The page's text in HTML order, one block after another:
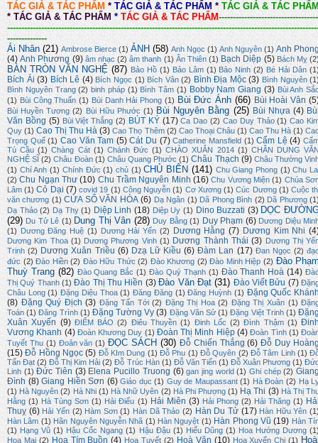
TÁC GIẢ & TÁC PHẨM * TÁC GIẢ & TÁC PHẨM * TÁC GIẢ & TÁC
* TÁC GIẢ & TÁC PHẨM *TÁC GIẢ & TÁC PHẨM-----------------------------------
--------------
Ái Nhân (21) Ambrose Bierce (1) ẢNH (58) Anh Ngọc (1) Anh Nguyên (1) Anh
(4) Anh Phương (9) âm nhạc (2) âm thanh (1) Ân Thiên (1) Bạch Diệp (5) Bách Mỵ
BÀN TRÒN VĂN NGHỆ (87) Bảo Hồ (1) Bảo Lâm (1) Bảo Ninh (2) Bé Hải Dân
Bích Ái (3) Bích Lê (4) Bích Ngọc (1) Bích Vân (2) Bình Địa Mộc (3) Bình Nguyên
Bình Nguyên Trang (2) binh pháp (1) Bình Tâm (1) Bobby Nam Giang (3) Bùi Anh
(1) Bùi Công Thuấn (1) Bùi Danh Hải Phong (1) Bùi Đức Ánh (66) Bùi Hoài Vân
Bùi Huyền Tương (2) Bùi Hữu Phước (1) Bùi Nguyên Bằng (25) Bùi Nhựa (4)
Văn Bồng (5) Bùi Việt Thắng (2) BÚT KÝ (17) Ca Dao (2) Cao Duy Thảo (1) Cao
Quy (1) Cao Thị Thu Hà (3) Cao Thọ Thêm (2) Cao Thoại Châu (1) Cao Thu Hà (1)
Trọng Quế (1) Cao Văn Tam (5) Cát Du (7) Catherine Mansfield (1) Cẩm Lệ (4)
Tú Cầu (1) Chàng Cát (1) Chánh Đức (1) CHÀO XUÂN 2014 (1) CHÂN DUNG
NGHỆ SĨ (2) Châu Đoàn (1) Châu Quang Phước (1) Châu Thạch (9) Châu Thường
(1) Chí Anh (1) Chính Đức (1) chủ (1) CHỦ BIÊN (141) Chu Giang Phong (1) Chu
(2) Chu Ngạn Thư (10) Chu Trầm Nguyên Minh (16) Chu Vương Miện (1) Chúa
Lâm (1) Cỏ Dại (7) covid 19 (1) Công Nguyễn (1) Cơ Xương (1) Cúc Dương (1) Cuộc
văn chương (1) CỬA SỔ VĂN HÓA (6) Dạ Ngân (1) Dã Phong Bình (2) Dã Phương
Dạ Thảo (2) Dạ Thy (1) Diệp Linh (18) Diệp Uy (1) Dino Buzzati (3) DỌC
(29) Du Tử Lê (1) Dung Thị Vân (28) Duy Bằng (1) Duy Phạm (6) Dương Diệu
(1)
Dương Đăng Huệ (1) Dương Hải Yến (2) Dương Hằng (7) Dương Kim Nhi
Dương Kim Thoa (1) Dương Phương Vinh (1) Dương Thành Thái (3) Dương Thị
Trinh (2) Dương Xuân Triều (6) Dzạ Lữ Kiều (6) Đàm Lan (17) Đan Ngọc (2)
đức (2) Đào Hiền (2) Đào Hữu Thức (2) Đào Khương (2) Đào Minh Hiệp (2) Đào
Thuỳ Trang (82) Đào Quang Bắc (1) Đào Quý Thạnh (1) Đào Thanh Hoà (14)
Thị Quý Thanh (1) Đào Thị Thu Hiền (3) Đào Văn Đạt (31) Đào Viết Bửu (7)
Châu Long (1) Đặng Diệu Thoa (1) Đăng Đăng (1) Đăng Huỳnh (1) Đặng Quốc
(8) Đặng Quý Địch (3) Đặng Tấn Tới (2) Đặng Thị Hoa (2) Đặng Thị Xuân (1)
Toán (1) Đăng Trình (1) Đặng Tường Vy (3) Đặng Văn Sử (1) Đặng Việt Trinh (1)
Xuân Xuyến (9) ĐIỂM BÁO (2) Điêu Thuyền (1) Đinh Lốc (2) Đình Thậm (1)
Vương Khanh (4) Đoàn Khương Duy (1) Đoàn Thị Minh Hiệp (4) Đoàn Tình (1)
Tuyết Thu (1) Đoản văn (1) ĐỌC SÁCH (30) Đỗ Chiến Thắng (6) Đỗ Duy
(15) Đỗ Hồng Ngọc (5) Đỗ KIm Dung (1) Đỗ Phu (1) Đỗ Quyên (2) Đỗ Tâm Linh (1)
Tấn Đạt (2) Đỗ Thị Kim Hải (2) Đỗ Trúc Hàn (1) Đỗ Văn Tiến (1) Đỗ Xuân Phương (1)
Linh (1) Đức Tiên (3) Elena Pucillo Truong (6) gan jing world (1) Ghi chép (2)
Đình (8) Giang Hiền Sơn (6) Giáo dục (1) Guy de Maupassant (1) Hà Đoàn (2) Hạ
(1) Hà Nguyên (2) Hà Nhi (1) Hà Nhữ Uyên (2) Hà Phi Phượng (1) Hạ Thi (3) Hà Thị
Hằng (1) Hà Tùng Sơn (1) Hải Điểu (1) Hải Miên (3) Hải Phong (2) Hải Thăng (1)
Thuỵ (6) Hải Yến (2) Hàm Sơn (1) Hàn Dã Thảo (2) Hàn Du Tử (17) Hàn Hữu Yên
Hàn Lâm (1) Hãn Nguyên Nguyễn Nhã (1) Hàn Nguyệt (1) Hàn Phong Vũ (19) Hàn
(1) Hạng Vũ (1) Hậu Cốc Ngang (1) Hậu Đậu (1) Hiếu Dũng (1) Hoa Hướng Dương
Hoa Mai (2) Hoa Tím Buồn (4) Hoa Tuyết (2) Hoà Văn (10) Hoa Xuyến Chi (1)